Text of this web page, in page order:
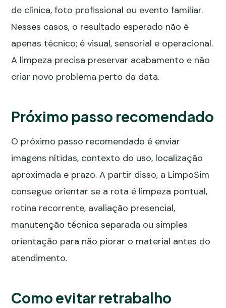
de clínica, foto profissional ou evento familiar.
Nesses casos, o resultado esperado não é
apenas técnico; é visual, sensorial e operacional.
A limpeza precisa preservar acabamento e não
criar novo problema perto da data.
Próximo passo recomendado
O próximo passo recomendado é enviar
imagens nítidas, contexto do uso, localização
aproximada e prazo. A partir disso, a LimpoSim
consegue orientar se a rota é limpeza pontual,
rotina recorrente, avaliação presencial,
manutenção técnica separada ou simples
orientação para não piorar o material antes do
atendimento.
Como evitar retrabalho